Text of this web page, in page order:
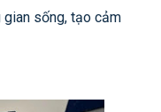
gian sống, tạo cảm